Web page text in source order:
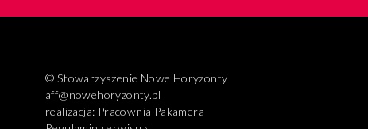
© Stowarzyszenie Nowe Horyzonty
aff@nowehoryzonty.pl
realizacja: Pracownia Pakamera